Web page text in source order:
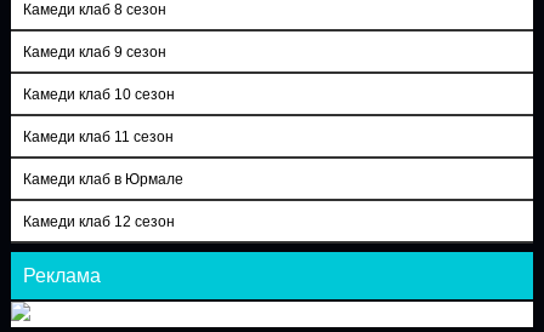
Камеди клаб 8 сезон
Камеди клаб 9 сезон
Камеди клаб 10 сезон
Камеди клаб 11 сезон
Камеди клаб в Юрмале
Камеди клаб 12 сезон
Реклама